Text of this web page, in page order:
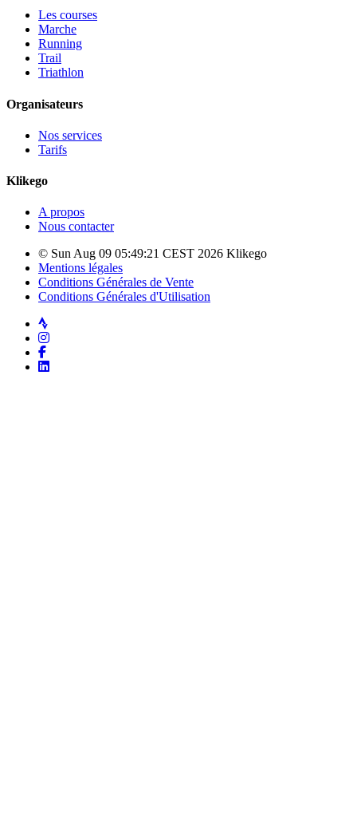
Les courses
Marche
Running
Trail
Triathlon
Organisateurs
Nos services
Tarifs
Klikego
A propos
Nous contacter
© Sun Aug 09 05:49:21 CEST 2026 Klikego
Mentions légales
Conditions Générales de Vente
Conditions Générales d'Utilisation
Strava
Instagram
Facebook